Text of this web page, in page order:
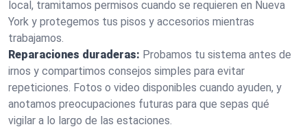
local, tramitamos permisos cuando se requieren en Nueva
York y protegemos tus pisos y accesorios mientras
trabajamos.
Reparaciones duraderas: Probamos tu sistema antes de
irnos y compartimos consejos simples para evitar
repeticiones. Fotos o video disponibles cuando ayuden, y
anotamos preocupaciones futuras para que sepas qué
vigilar a lo largo de las estaciones.